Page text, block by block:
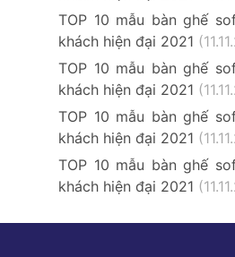
TOP 10 mẫu bàn ghế
khách hiện đại 2021
TOP 10 mẫu bàn ghế
khách hiện đại 2021
TOP 10 mẫu bàn ghế
khách hiện đại 2021
TOP 10 mẫu bàn ghế
khách hiện đại 2021